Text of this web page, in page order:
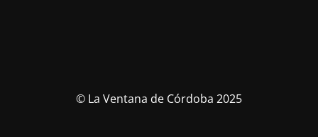
© La Ventana de Córdoba 2025